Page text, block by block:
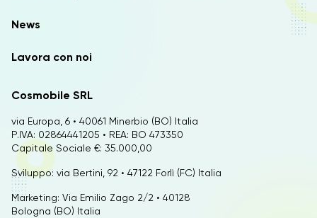
Cosmobile SRL
via Europa, 6 • 40061 Minerbio (BO) Italia
P.IVA: 02864441205 • REA: BO 473350
Capitale Sociale €: 35.000,00
Sviluppo: via Bertini, 92 • 47122 Forlì (FC) Italia
Marketing: Via Emilio Zago 2/2 • 40128
Bologna (BO) Italia
News
Lavora con noi